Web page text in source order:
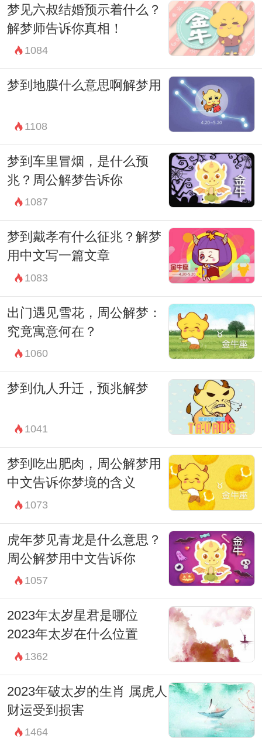
态的反映。梦见自己或者他人脱发，可能暗
示了个体在现实生活中面临的压力和挑战。
因此，解梦不仅仅是对梦境本身的解读，更
是对个体内心世界和情感体验的理解。
总体来说，梦见脱发可能暗示了身体健康、
心理压力或者情绪状态的一些变化。在解梦
过程中，我们需要关注梦境中的细节和情
境，同时结合个人的生活经历和心理状况进
行分析和解读。通过解梦，我们可以更好地
整和管理自己的情绪和心理状态。
因此，梦见脱发不仅仅是梦境中的一种表
象，更是个体内心体验和情感状态的一种体
现。通过解读梦境，我们可以更深入地理解
自己的内心世界，从而更好地应对生活中的
挑战和压力。
综上所述，解梦脱发不仅仅是对梦境本身的
分析，更是对个体内心世界和情感状态的理
解。在解梦过程中，我们需要关注梦境中的
细节和情境，同时结合个人的生活经历和心
理状况进行分析和解读。通过解梦，我们可
以更好地理解和关注自己的内心世界，从而
更好地调整和管理自己的情绪和心理状态。
梦见六叔结婚预示着什么？
解梦师告诉你真相！
1084
梦到地膜什么意思啊解梦用
1108
梦到车里冒烟，是什么预
兆？周公解梦告诉你
1087
梦到戴孝有什么征兆？解梦
用中文写一篇文章
1083
出门遇见雪花，周公解梦：
究竟寓意何在？
1060
梦到仇人升迁，预兆解梦
1041
梦到吃出肥肉，周公解梦用
中文告诉你梦境的含义
1073
虎年梦见青龙是什么意思？
周公解梦用中文告诉你
1057
2023年太岁星君是哪位
2023年太岁在什么位置
1362
2023年破太岁的生肖 属虎人
财运受到损害
1464